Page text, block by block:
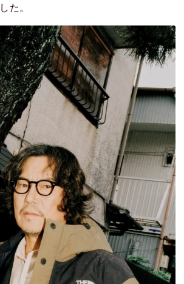
た。